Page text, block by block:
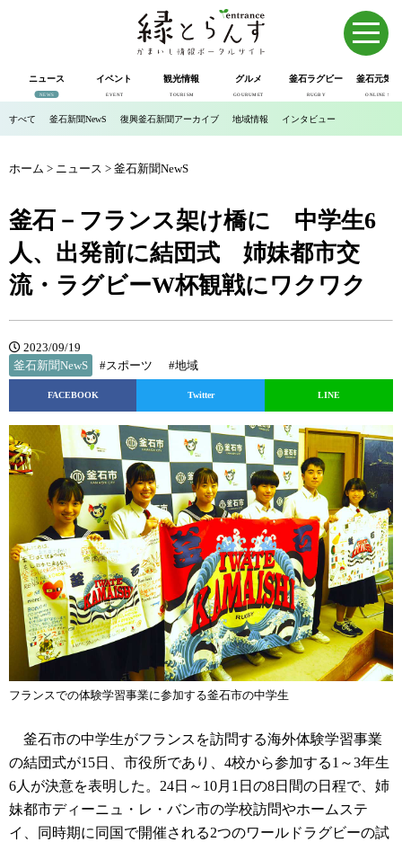
ニュース
NEWS
イベント
EVENT
観光情報
TOURISM
グルメ
GOURUMET
釜石ラグビー
RUGBY
釜石元気
ONLINE SHOP
すべて 釜石新聞NewS 復興釜石新聞アーカイブ 地域情報 インタビュー
ホーム > ニュース > 釜石新聞NewS
釜石－フランス架け橋に 中学生6
人、出発前に結団式 姉妹都市交
流・ラグビーW杯観戦にワクワク
2023/09/19
釜石新聞NewS
#スポーツ #地域
FACEBOOK Twitter LINE
フランスでの体験学習事業に参加する釜石市の中学生
釜石市の中学生がフランスを訪問する海外体験学習事業
の結団式が15日、市役所であり、4校から参加する1～3年生
6人が決意を表明した。24日～10月1日の8日間の日程で、姉
妹都市ディーニュ・レ・バン市の学校訪問やホームステ
イ、同時期に同国で開催される2つのワールドラグビーの試